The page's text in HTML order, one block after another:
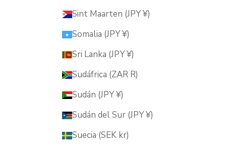
Sint Maarten (JPY ¥)
Somalia (JPY ¥)
Sri Lanka (JPY ¥)
Sudáfrica (ZAR R)
Sudán (JPY ¥)
Sudán del Sur (JPY ¥)
Suecia (SEK kr)